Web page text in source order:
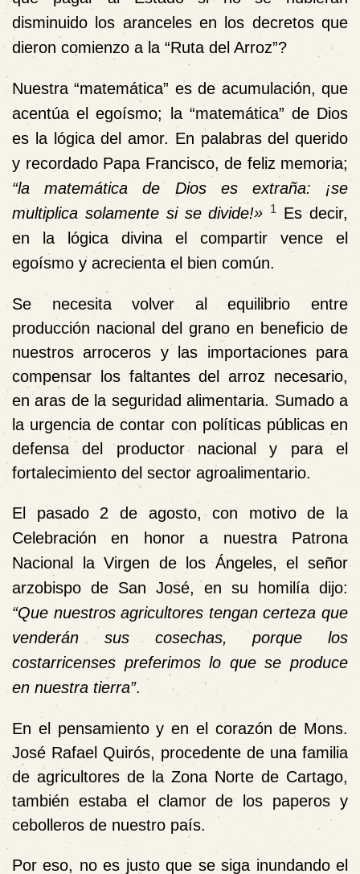
disminuido los aranceles en los decretos que
dieron comienzo a la “Ruta del Arroz”?
Nuestra “matemática” es de acumulación, que
acentúa el egoísmo; la “matemática” de Dios
es la lógica del amor. En palabras del querido
y recordado Papa Francisco, de feliz memoria;
“la matemática de Dios es extraña: ¡se
multiplica solamente si se divide!» 1
Es decir,
en la lógica divina el compartir vence el
egoísmo y acrecienta el bien común.
Se necesita volver al equilibrio entre
producción nacional del grano en beneficio de
nuestros arroceros y las importaciones para
compensar los faltantes del arroz necesario,
en aras de la seguridad alimentaria. Sumado a
la urgencia de contar con políticas públicas en
defensa del productor nacional y para el
fortalecimiento del sector agroalimentario.
El pasado 2 de agosto, con motivo de la
Celebración en honor a nuestra Patrona
Nacional la Virgen de los Ángeles, el señor
arzobispo de San José, en su homilía dijo:
“Que nuestros agricultores tengan certeza que
venderán sus cosechas, porque los
costarricenses preferimos lo que se produce
en nuestra tierra”.
En el pensamiento y en el corazón de Mons.
José Rafael Quirós, procedente de una familia
de agricultores de la Zona Norte de Cartago,
también estaba el clamor de los paperos y
cebolleros de nuestro país.
Por eso, no es justo que se siga inundando el